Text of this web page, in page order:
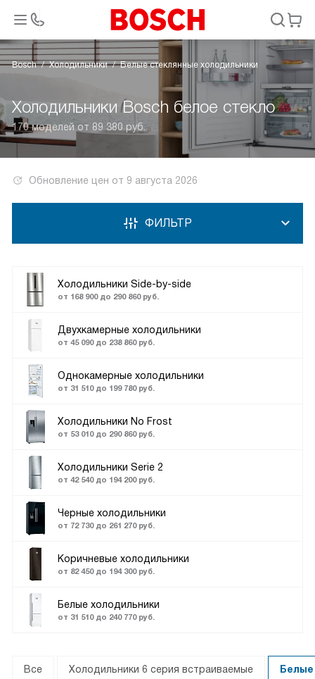
Bosch Холодильники Белые стеклянные холодильники
Холодильники Bosch белое стекло
170 моделей от 89 380 руб.
Обновление цен от 9 августа 2026
Холодильники Side-by-side
от 168 900 до 290 860 руб.
Двухкамерные холодильники
от 45 090 до 238 860 руб.
Однокамерные холодильники
от 31 510 до 199 780 руб.
Холодильники No Frost
от 53 010 до 290 860 руб.
Холодильники Serie 2
от 42 540 до 194 200 руб.
Черные холодильники
от 72 730 до 261 270 руб.
Коричневые холодильники
от 82 450 до 194 300 руб.
Белые холодильники
от 31 510 до 240 770 руб.
ФИЛЬТР
Все Холодильники 6 серия встраиваемые